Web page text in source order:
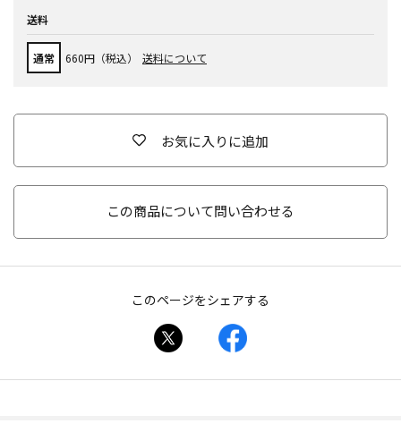
送料
通常 660円（税込） 送料について
お気に入りに追加
この商品について問い合わせる
このページをシェアする